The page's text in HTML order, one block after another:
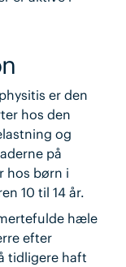
er den
hos den
og
på
hos børn i
10 til 14 år.
hæle
efter
tidligere haft